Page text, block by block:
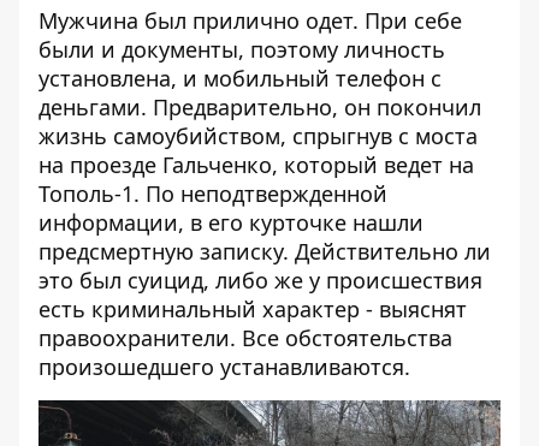
Мужчина был прилично одет. При себе
были и документы, поэтому личность
установлена, и мобильный телефон с
деньгами. Предварительно, он покончил
жизнь самоубийством, спрыгнув с моста
на проезде Гальченко, который ведет на
Тополь-1. По неподтвержденной
информации, в его курточке нашли
предсмертную записку. Действительно ли
это был суицид, либо же у происшествия
есть криминальный характер - выяснят
правоохранители. Все обстоятельства
произошедшего устанавливаются.